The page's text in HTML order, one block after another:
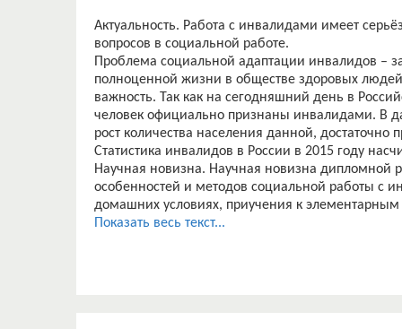
Актуальность. Работа с инвалидами имеет
вопросов в социальной работе.
Проблема социальной адаптации инвалидов –
полноценной жизни в обществе здоровых
важность. Так как на сегодняшний день в
человек официально признаны инвалидами. В
рост количества населения данной, достаточно
Статистика инвалидов в России в 2015 году
Научная новизна. Научная новизна дипломной
особенностей и методов социальной работы с
домашних условиях, приучения к
нормативно-правовых актов по данной
Показать весь текст...